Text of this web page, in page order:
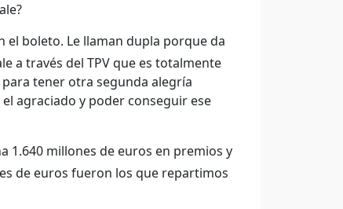
el boleto. Le llaman dupla porque da
a través del TPV que es totalmente
tener otra segunda alegría
agraciado y poder conseguir ese
1.640 millones de euros en premios y
de euros fueron los que repartimos